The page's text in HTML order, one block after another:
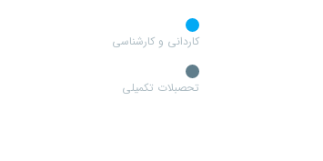
کاردانی و کارشناسی
تحصبلات تکمیلی